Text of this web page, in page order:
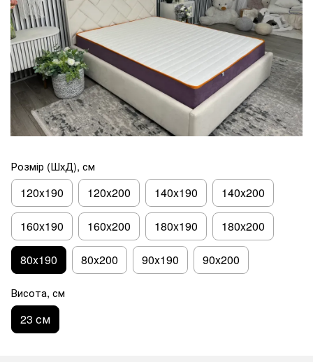
Розмір (ШхД), см
120x190 120x200 140x190 140x200
160x190 160x200 180x190 180x200
80x190 80x200 90x190 90x200
Висота, см
23 см